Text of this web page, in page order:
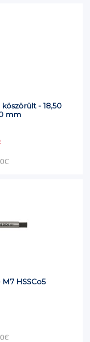
- 18,50
mm
HSSCo5